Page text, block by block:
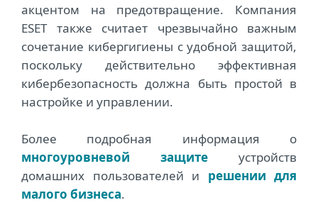
акцентом на предотвращение. Компания
ESET также считает чрезвычайно важным
сочетание кибергигиены с удобной защитой,
поскольку действительно эффективная
кибербезопасность должна быть простой в
настройке и управлении.
Более подробная информация о
многоуровневой защите устройств
домашних пользователей и решении для
малого бизнеса.